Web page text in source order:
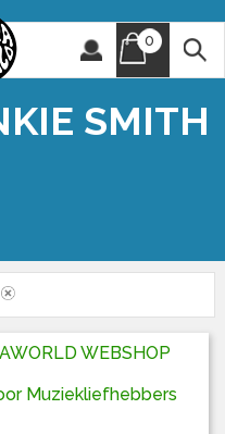
0
SMITH
WEBSHOP
Muziekliefhebbers